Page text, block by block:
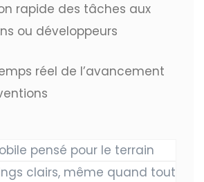
rapide des tâches aux
ou développeurs
réel de l’avancement
pensé pour le terrain
clairs, même quand tout